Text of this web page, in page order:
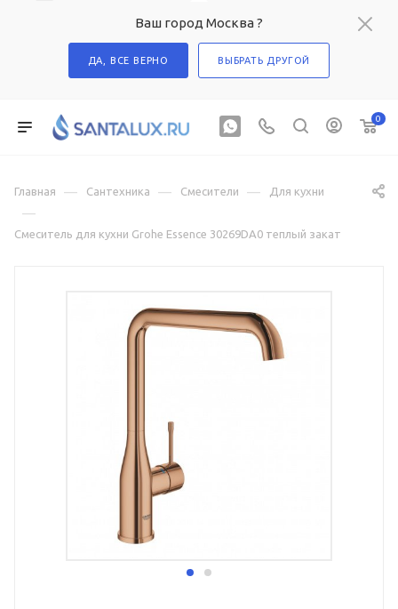
Ваш город Москва ?
ДА, ВСЕ ВЕРНО ВЫБРАТЬ ДРУГОЙ
0
Главная — Сантехника — Смесители — Для кухни
—
Смеситель для кухни Grohe Essence 30269DA0 теплый закат